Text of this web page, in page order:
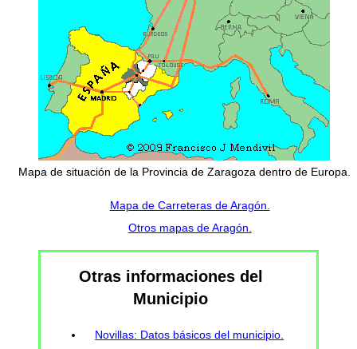
Mapa de situación de la Provincia de Zaragoza dentro de Europa.
Mapa de Carreteras de Aragón.
Otros mapas de Aragón.
Otras informaciones del
Municipio
Novillas: Datos básicos del municipio.